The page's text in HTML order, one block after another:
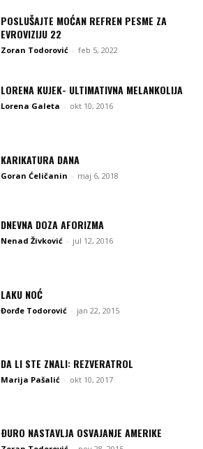
POSLUŠAJTE MOĆAN REFREN PESME ZA
EVROVIZIJU 22
Zoran Todorović - feb 5, 2022
LORENA KUJEK- ULTIMATIVNA MELANKOLIJA
Lorena Galeta - okt 10, 2016
KARIKATURA DANA
Goran Ćeličanin - maj 6, 2018
DNEVNA DOZA AFORIZMA
Nenad Živković - jul 12, 2016
LAKU NOĆ
Đorđe Todorović - jan 22, 2015
DA LI STE ZNALI: REZVERATROL
Marija Pašalić - okt 10, 2017
ÐURO NASTAVLJA OSVAJANJE AMERIKE